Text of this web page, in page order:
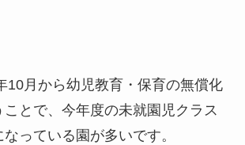
10月から幼児教育・保育の無償化
とで、今年度の未就園児クラス
っている園が多いです。